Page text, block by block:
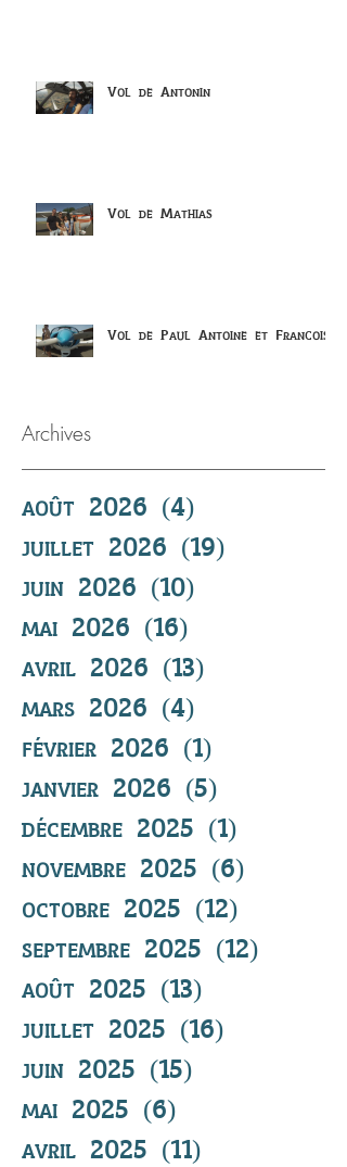
Vol de Antonin
Vol de Mathias
Vol de Paul Antoine et Francois
Archives
août 2026 (4)
juillet 2026 (19)
juin 2026 (10)
mai 2026 (16)
avril 2026 (13)
mars 2026 (4)
février 2026 (1)
janvier 2026 (5)
décembre 2025 (1)
novembre 2025 (6)
octobre 2025 (12)
septembre 2025 (12)
août 2025 (13)
juillet 2025 (16)
juin 2025 (15)
mai 2025 (6)
avril 2025 (11)